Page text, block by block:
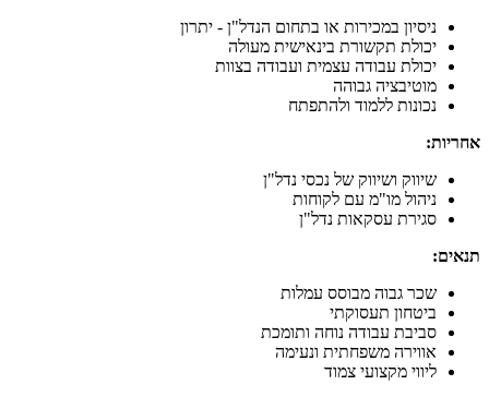
ניסיון במכירות או בתחום הנדל"ן - יתרון
יכולת תקשורת בינאישית מעולה
יכולת עבודה עצמית ועבודה בצוות
מוטיבציה גבוהה
נכונות ללמוד ולהתפתח
אחריות:
שיווק ושיווק של נכסי נדל"ן
ניהול מו"מ עם לקוחות
סגירת עסקאות נדל"ן
תנאים:
שכר גבוה מבוסס עמלות
ביטחון תעסוקתי
סביבת עבודה נוחה ותומכת
אווירה משפחתית ונעימה
ליווי מקצועי צמוד